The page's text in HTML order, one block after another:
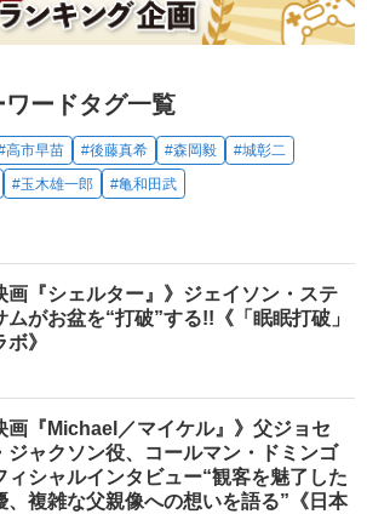
ードタグ一覧
高市早苗 #後藤真希 #森岡毅
#城彰二
#玉木雄一郎 #亀和田武
画『シェルター』》ジェイソン・ステ
ムがお盆を“打破”する!!《「眠眠打破」
ボ》
画『Michael／マイケル』》父ジョセ
ジャクソン役、コールマン・ドミンゴ
ィシャルインタビュー“観客を魅了した
、複雑な父親像への想いを語る”《日本